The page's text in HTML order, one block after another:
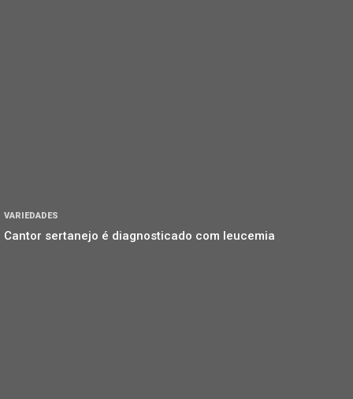
VARIEDADES
Cantor sertanejo é diagnosticado com leucemia